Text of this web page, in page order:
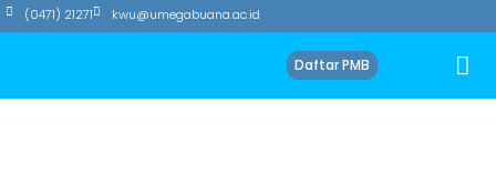
(0471) 21271 kwu@umegabuana.ac.id
Daftar PMB